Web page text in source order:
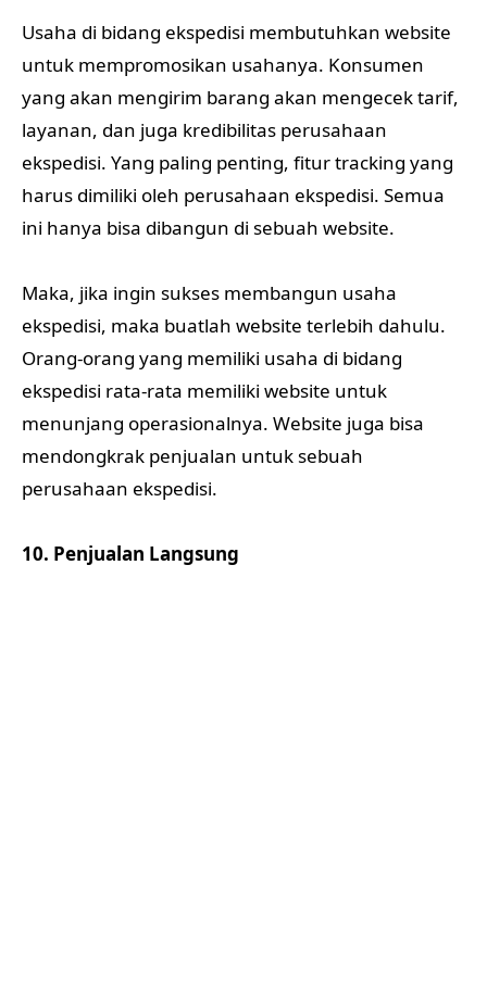
Usaha di bidang ekspedisi membutuhkan website
untuk mempromosikan usahanya. Konsumen
yang akan mengirim barang akan mengecek tarif,
layanan, dan juga kredibilitas perusahaan
ekspedisi. Yang paling penting, fitur tracking yang
harus dimiliki oleh perusahaan ekspedisi. Semua
ini hanya bisa dibangun di sebuah website.
Maka, jika ingin sukses membangun usaha
ekspedisi, maka buatlah website terlebih dahulu.
Orang-orang yang memiliki usaha di bidang
ekspedisi rata-rata memiliki website untuk
menunjang operasionalnya. Website juga bisa
mendongkrak penjualan untuk sebuah
perusahaan ekspedisi.
10. Penjualan Langsung